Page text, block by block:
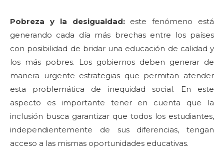
Pobreza y la desigualdad:este fenómeno está
generando cada día más brechas entre los países
con posibilidad de bridar una educación de calidad y
los más pobres. Los gobiernos deben generar de
manera urgente estrategias que permitan atender
esta problemática de inequidad social. En este
aspecto es importante tener en cuenta que la
inclusión busca garantizar que todos los estudiantes,
independientemente de sus diferencias, tengan
acceso a las mismas oportunidades educativas.